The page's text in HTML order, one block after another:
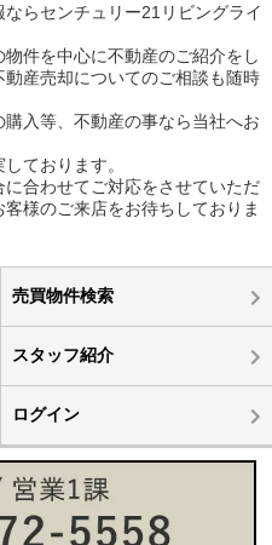
らセンチュリー21リビングライ
件を中心に不動産のご紹介をし
産売却についてのご相談も随時
入等、不動産の事なら当社へお
ております。
合わせてご対応をさせていただ
様のご来店をお待ちしておりま
売買物件検索
スタッフ紹介
ログイン